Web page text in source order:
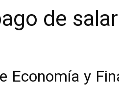
de
Economía y